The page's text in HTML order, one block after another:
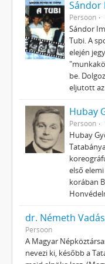
Sándor
Persoon
Sándor
Tubi. A
elején
be.
eljutott az
Hubay
Persoon
Hubay
első
korában
dr. Németh
Persoon
A Magyar
nevezi ki, később a